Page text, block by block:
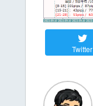
Twitter